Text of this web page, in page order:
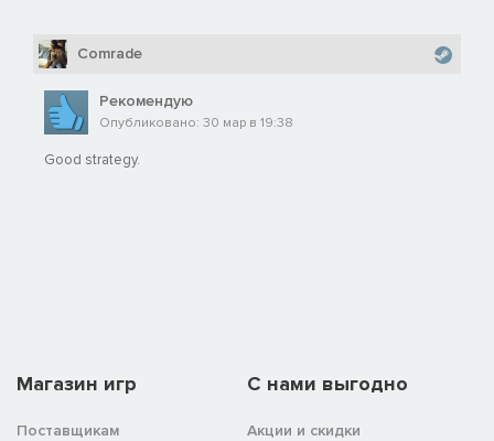
Comrade
Рекомендую
Опубликовано: 30 мар в 19:38
Good strategy.
Магазин игр
Поставщикам
C нами выгодно
Акции и скидки